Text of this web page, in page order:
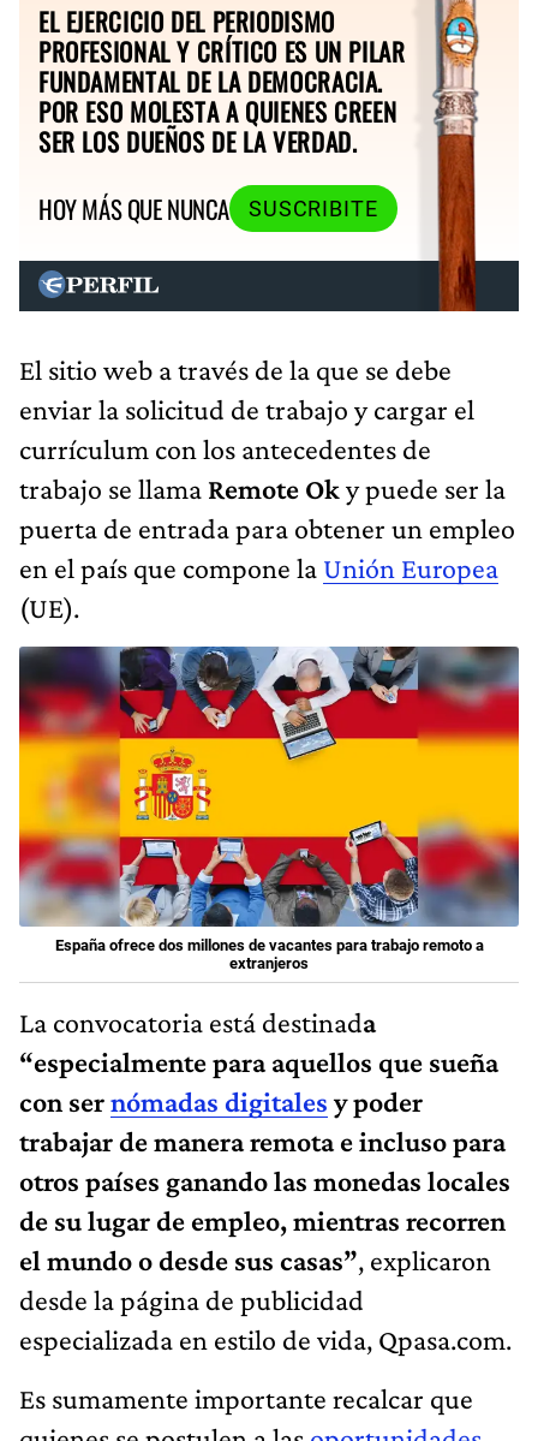
EL EJERCICIO DEL PERIODISMO
PROFESIONAL Y CRÍTICO ES UN PILAR
FUNDAMENTAL DE LA DEMOCRACIA.
POR ESO MOLESTA A QUIENES CREEN
SER LOS DUEÑOS DE LA VERDAD.
HOY MÁS QUE NUNCA
SUSCRIBITE
El sitio web a través de la que se debe
enviar la solicitud de trabajo y cargar el
currículum con los antecedentes de
trabajo se llama Remote Oky puede ser la
puerta de entrada para obtener un empleo
en el país que compone la Unión Europea
(UE).
España ofrece dos millones de vacantes para trabajo remoto a
extranjeros
La convocatoria está destinada
“especialmente para aquellos que sueña
con sernómadas digitalesy poder
trabajar de manera remota e incluso para
otros países ganando las monedas locales
de su lugar de empleo, mientras recorren
el mundo o desde sus casas”, explicaron
desde la página de publicidad
especializada en estilo de vida, Qpasa.com.
Es sumamente importante recalcar que